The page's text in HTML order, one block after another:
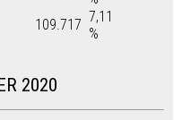
109.717 7,11
%
2020